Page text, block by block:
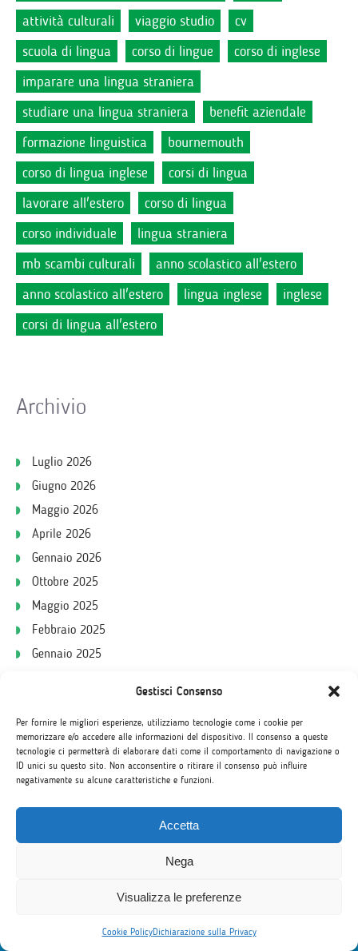
Gestisci Consenso
Per fornire le migliori esperienze, utilizziamo tecnologie come i cookie per
memorizzare e/o accedere alle informazioni del dispositivo. Il consenso a queste
tecnologie ci permetterà di elaborare dati come il comportamento di navigazione o
ID unici su questo sito. Non acconsentire o ritirare il consenso può influire
negativamente su alcune caratteristiche e funzioni.
Accetta
Nega
Visualizza le preferenze
Cookie PolicyDichiarazione sulla Privacy
attività culturali
viaggio studio
cv
scuola di lingua
corso di lingue
corso di inglese
imparare una lingua straniera
studiare una lingua straniera
benefit aziendale
formazione linguistica
bournemouth
corso di lingua inglese
corsi di lingua
lavorare all'estero
corso di lingua
corso individuale
lingua straniera
mb scambi culturali
anno scolastico all'estero
anno scolastico all'estero
lingua inglese
inglese
corsi di lingua all'estero
Archivio
Luglio 2026
Giugno 2026
Maggio 2026
Aprile 2026
Gennaio 2026
Ottobre 2025
Maggio 2025
Febbraio 2025
Gennaio 2025
Cosa dicono di noi i nostri clienti
Contattaci